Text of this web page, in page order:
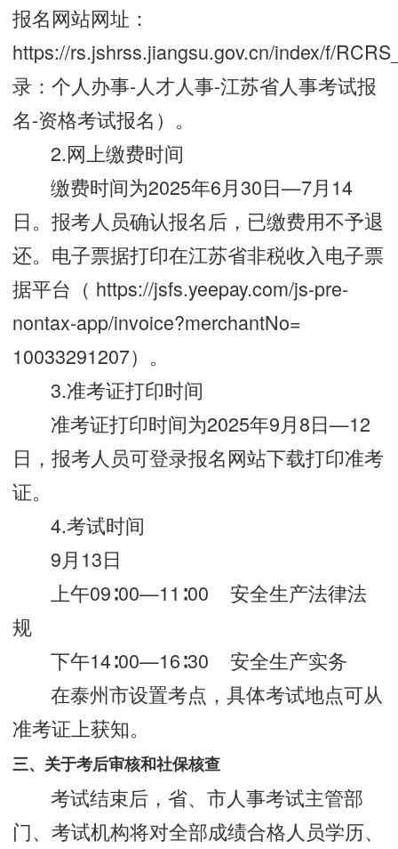
报名网站网址：
https://rs.jshrss.jiangsu.gov.cn/index/f/
录：个人办事-人才人事-江苏省人事考试报
名-资格考试报名） 。
2.网上缴费时间
缴费时间为2025年6月30日—7月14
日。报考人员确认报名后，已缴费用不予退
还。电子票据打印在江苏省非税收入电子票
据平台（ https://jsfs.yeepay.com/js-pre-
nontax-app/invoice?merchantNo=
10033291207）。
3.准考证打印时间
准考证打印时间为2025年9月8日—12
日，报考人员可登录报名网站下载打印准考
证。
4.考试时间
9月13日
上午09∶00—11∶00 安全生产法律法
规
下午14∶00—16∶30 安全生产实务
在泰州市设置考点，具体考试地点可从
准考证上获知。
三、关于考后审核和社保核查
考试结束后，省、市人事考试主管部
门、考试机构将对全部成绩合格人员学历、